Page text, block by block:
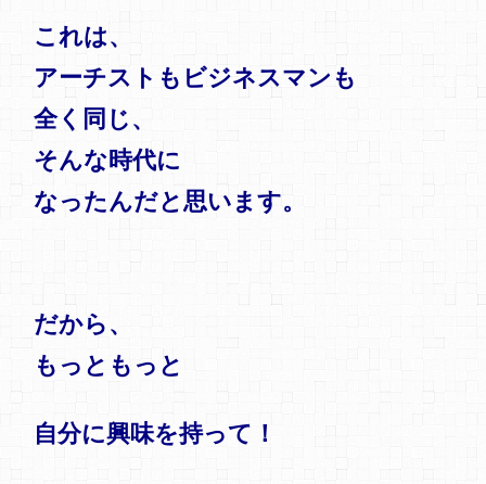
これは、
アーチストもビジネスマンも
全く同じ、
そんな時代に
なったんだと思います。
だから、
もっともっと
自分に興味を持って！